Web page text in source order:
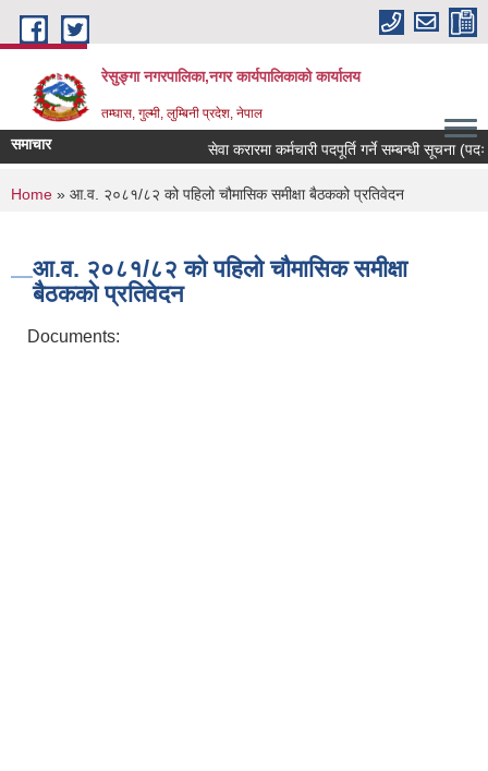
Skip to main content
रेसुङ्गा नगरपालिका,नगर कार्यपालिकाको कार्यालय
तम्घास, गुल्मी, लुम्बिनी प्रदेश, नेपाल
समाचार सेवा करारमा कर्मचारी पदपूर्ति गर्ने सम्बन्धी सूचना (पदः
You are here
Home » आ.व. २०८१/८२ को पहिलो चौमासिक समीक्षा बैठकको प्रतिवेदन
आ.व. २०८१/८२ को पहिलो चौमासिक समीक्षा
बैठकको प्रतिवेदन
Documents: